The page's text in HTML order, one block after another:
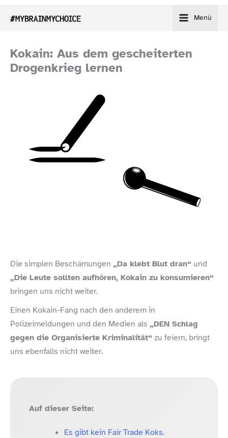
Inhalt
Menü
Kokain: Aus dem gescheiterten
Drogenkrieg lernen
Die simplen Beschämungen „Da klebt Blut dran“ und
„Die Leute sollten aufhören, Kokain zu konsumieren“
bringen uns nicht weiter.
Einen Kokain-​Fang nach den anderem in
Polizeimeldungen und den Medien als „DEN Schlag
gegen die Organisierte Kriminalität“zu feiern, bringt
uns ebenfalls nicht weiter.
Auf dieser Seite:
Es gibt kein Fair Trade Koks.